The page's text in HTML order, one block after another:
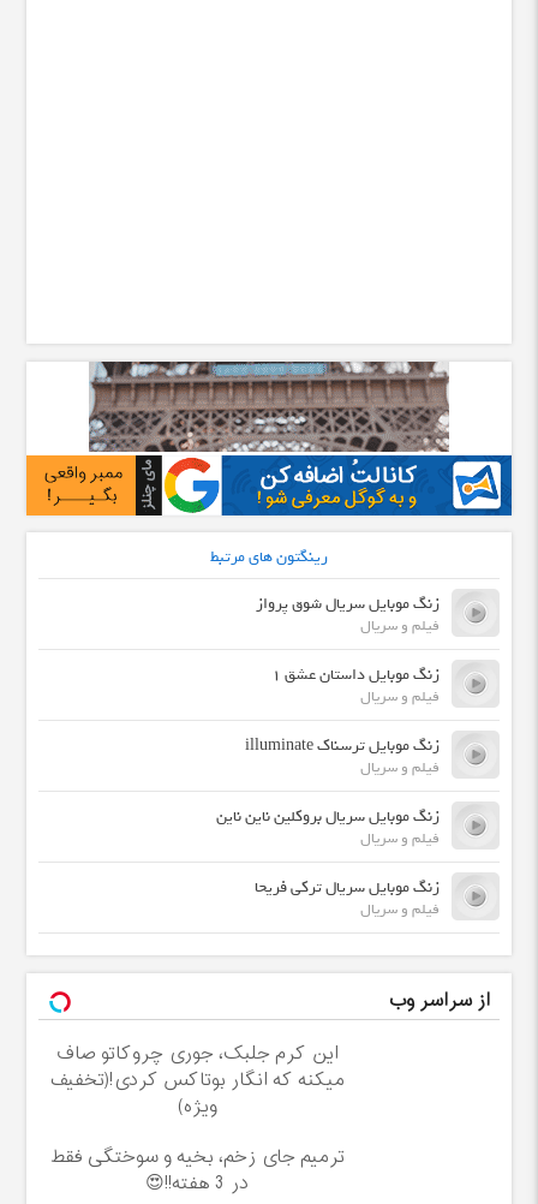
رینگتون های مرتبط
زنگ موبایل سریال شوق پرواز
فیلم و سریال
زنگ موبایل داستان عشق 1
فیلم و سریال
زنگ موبایل ترسناک illuminate
فیلم و سریال
زنگ موبایل سریال بروکلین ناین ناین
فیلم و سریال
زنگ موبایل سریال ترکی فریحا
فیلم و سریال
از سراسر وب
این کرم جلبک، جوری چروکاتو صاف
میکنه که انگار بوتاکس کردی!(تخفیف
ویژه)
ترمیم جای زخم، بخیه و سوختگی فقط
در 3 هفته!!😍